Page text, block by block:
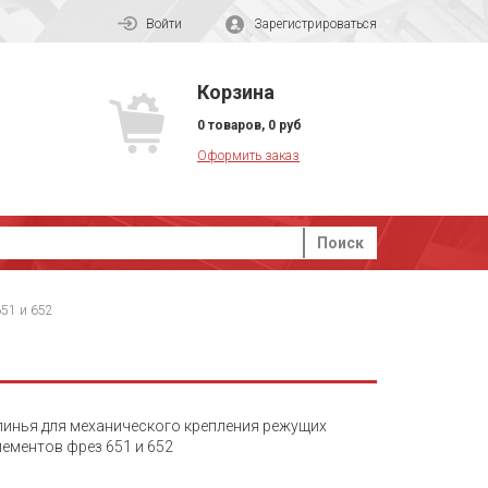
Войти Зарегистрироваться
Корзина
0 товаров, 0 руб
Оформить заказ
Поиск
и 652
для механического крепления режущих
фрез 651 и 652